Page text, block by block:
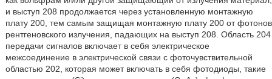
и выступ 208 продолжается через установленную монтажную
плату 200, тем самым защищая монтажную плату 200 от фотонов
рентгеновского излучения, падающих на выступ 208. Область 204
передачи сигналов включает в себя электрическое
межсоединение в электрической связи с фоточувствительной
областью 202, которая может включать в себя фотодиоды, такие